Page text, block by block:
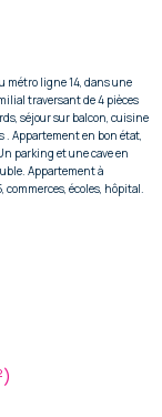
métro ligne 14, dans une
traversant de 4 pièces
séjour sur balcon, cuisine
. Appartement en bon état,
parking et une cave en
Appartement à
commerces, écoles, hôpital.